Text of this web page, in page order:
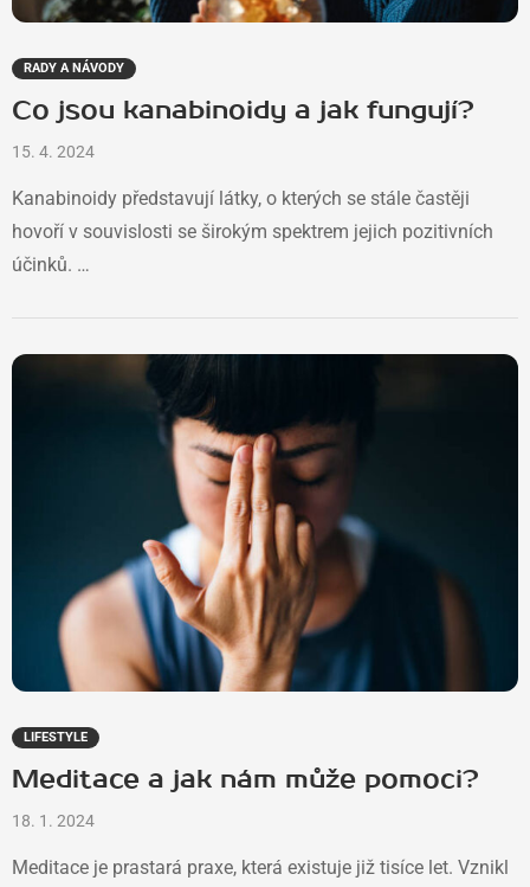
RADY A NÁVODY
Co jsou kanabinoidy a jak fungují?
15. 4. 2024
Kanabinoidy představují látky, o kterých se stále častěji
hovoří v souvislosti se širokým spektrem jejich pozitivních
účinků. …
LIFESTYLE
Meditace a jak nám může pomoci?
18. 1. 2024
Meditace je prastará praxe, která existuje již tisíce let. Vznikl